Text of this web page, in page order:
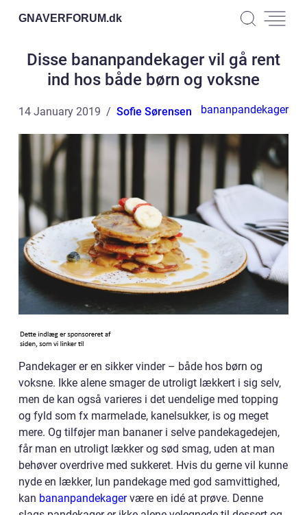
GNAVERFORUM.dk
Disse bananpandekager vil gå rent
ind hos både børn og voksne
14 January 2019 Sofie Sørensen bananpandekager
Pandekager er en sikker vinder – både hos børn og
voksne. Ikke alene smager de utroligt lækkert i sig selv,
men de kan også varieres i det uendelige med topping
og fyld som fx marmelade, kanelsukker, is og meget
mere. Og tilføjer man bananer i selve pandekagedejen,
får man en utroligt lækker og sød smag, uden at man
behøver overdrive med sukkeret. Hvis du gerne vil kunne
nyde en lækker, lun pandekage med god samvittighed,
kan bananpandekagervære en idé at prøve. Denne